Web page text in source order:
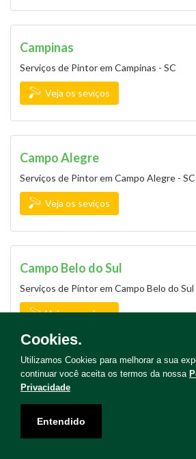
Campinas
Serviços de Pintor em Campinas - SC
Veja os seviços
Campo Alegre
Serviços de Pintor em Campo Alegre - SC
Veja os seviços
Campo Belo do Sul
Serviços de Pintor em Campo Belo do Sul
Veja os seviços
Campo Erê
Veja os seviços
Cookies.
Utilizamos Cookies para melhorar a sua
continuar você aceita os termos da nossa
Privacidade
Entendido